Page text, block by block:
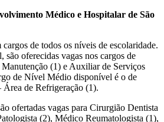
Médico e Hospitalar de São
de todos os níveis de escolaridade.
são oferecidas vagas nos cargos de
(1) e Auxiliar de Serviços
de Nível Médio disponível é o de
de Refrigeração (1).
ofertadas vagas para Cirurgião Dentista
(2), Médico Reumatologista (1),